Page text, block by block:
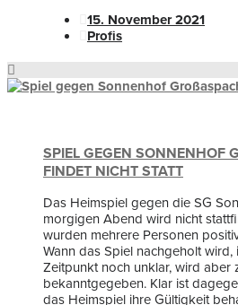
15. November 2021
Profis
SPIEL GEGEN SONNENHOF
INDET NICHT STATT
Das Heimspiel gegen die SG
morgigen Abend wird nicht
wurden mehrere Personen
Wann das Spiel nachgeholt wird,
Zeitpunkt noch unklar, wird aber
bekanntgegeben. Klar ist
das Heimspiel ihre Gültigkeit